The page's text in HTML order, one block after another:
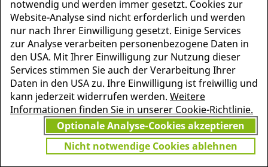
MEHR INFORMATIONEN
ZU PSCHYREMBEL
JETZT
GRATIS TESTEN
Vielen Dank für Ihr Interesse
notwendig und werden immer gesetzt. Cookies zur
Website-Analyse sind nicht erforderlich und werden
nur nach Ihrer Einwilligung gesetzt. Einige Services
zur Analyse verarbeiten personenbezogene Daten in
den USA. Mit Ihrer Einwilligung zur Nutzung dieser
Services stimmen Sie auch der Verarbeitung Ihrer
Daten in den USA zu. Ihre Einwilligung ist freiwillig und
kann jederzeit widerrufen werden. Weitere
Informationen finden Sie in unserer Cookie-Richtlinie.
Optionale Analyse-Cookies akzeptieren
Nicht notwendige Cookies ablehnen